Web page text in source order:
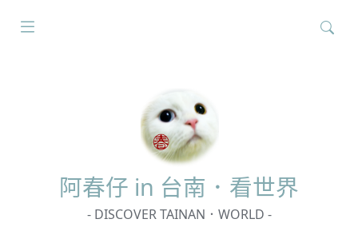
阿春仔 in 台南．看世界
- DISCOVER TAINAN．WORLD -